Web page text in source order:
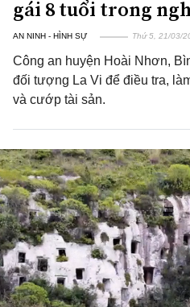
gái 8 tuổi trong
AN NINH - HÌNH SỰ Thứ 5, 21/03/
Công an huyện Hoài Nhơn,
đối tượng La Vi để điều tra,
và cướp tài sản.